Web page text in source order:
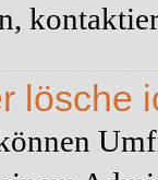
lösche